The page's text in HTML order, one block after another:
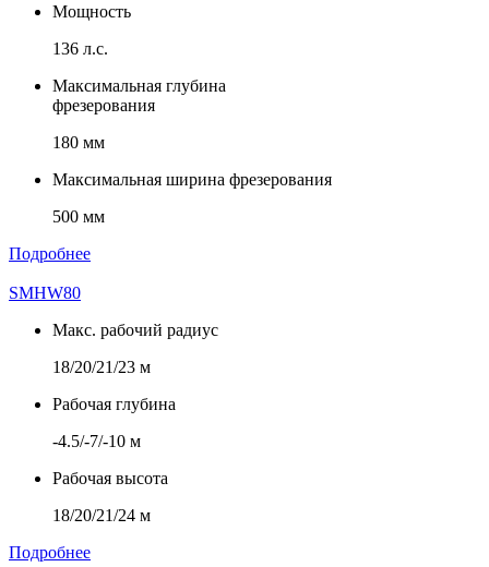
Мощность
136 л.с.
Максимальная глубина
фрезерования
180 мм
Максимальная ширина фрезерования
500 мм
Подробнее
SMHW80
Макс. рабочий радиус
18/20/21/23 м
Рабочая глубина
-4.5/-7/-10 м
Рабочая высота
18/20/21/24 м
Подробнее